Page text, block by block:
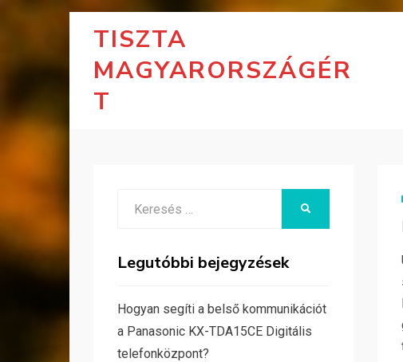
TISZTA
MAGYARORSZÁGÉR
T
Legutóbbi bejegyzések
Hogyan segíti a belső kommunikációt
a Panasonic KX-TDA15CE Digitális
telefonközpont?